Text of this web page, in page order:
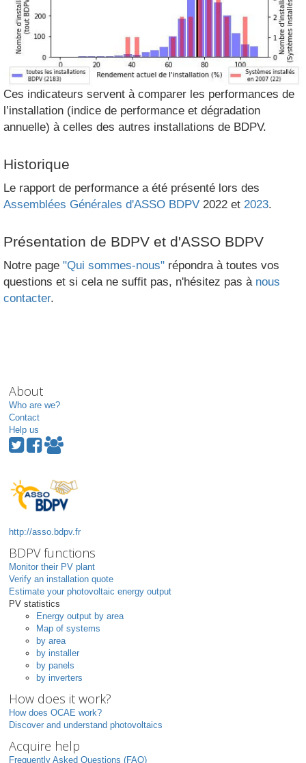
Ces indicateurs servent à comparer les performances de
l’installation (indice de performance et dégradation
annuelle) à celles des autres installations de BDPV.
Historique
Le rapport de performance a été présenté lors des
Assemblées Générales d'ASSO BDPV 2022 et 2023.
Présentation de BDPV et d'ASSO BDPV
Notre page "Qui sommes-nous" répondra à toutes vos
questions et si cela ne suffit pas, n'hésitez pas à nous
contacter.
About
Who are we?
Contact
Help us
http://asso.bdpv.fr
BDPV functions
Monitor their PV plant
Verify an installation quote
Estimate your photovoltaic energy output
PV statistics
Energy output by area
Map of systems
by area
by installer
by panels
by inverters
How does it work?
How does OCAE work?
Discover and understand photovoltaics
Acquire help
Frequently Asked Questions (FAQ)